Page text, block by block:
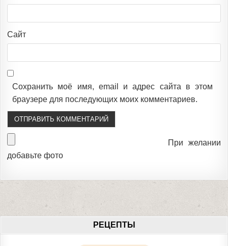
Сайт
Сохранить моё имя, email и адрес сайта в этом
браузере для последующих моих комментариев.
При желании
добавьте фото
РЕЦЕПТЫ